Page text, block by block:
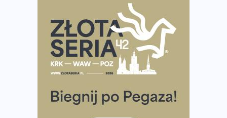
Praska 5k Run gospodarzem Mistrzostw Polski
Największy Bieg Powstania Warszawskiego w historii.
Ponad 12 tysięcy uczestników pobiegło dla Bohaterów!
Tętno vs tempo – czym kierować się w bieganiu?
Co ma dużo białka? Produkty, które warto włączyć do
Rozbiegany Olsztyn szykuje się na weekend z